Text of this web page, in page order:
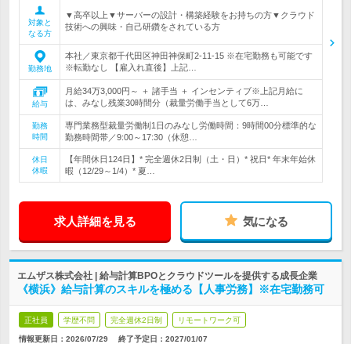
対象と
なる方
▼高卒以上▼サーバーの設計・構築経験をお持ちの方▼クラウド
技術への興味・自己研鑽をされている方
勤務地
本社／東京都千代田区神田神保町2-11-15 ※在宅勤務も可能です
※転勤なし 【雇入れ直後】上記…
給与
月給34万3,000円～ ＋ 諸手当 ＋ インセンティブ※上記月給に
は、みなし残業30時間分（裁量労働手当として6万…
勤務
時間
専門業務型裁量労働制1日のみなし労働時間：9時間00分標準的な
勤務時間帯／9:00～17:30（休憩…
休日
休暇
【年間休日124日】* 完全週休2日制（土・日）* 祝日* 年末年始休
暇（12/29～1/4）* 夏…
求人詳細を見る 気になる
エムザス株式会社 | 給与計算BPOとクラウドツールを提供する成長企業
《横浜》給与計算のスキルを極める【人事労務】※在宅勤務可
正社員 学歴不問 完全週休2日制 リモートワーク可
情報更新日：2026/07/29 終了予定日： 2027/01/07